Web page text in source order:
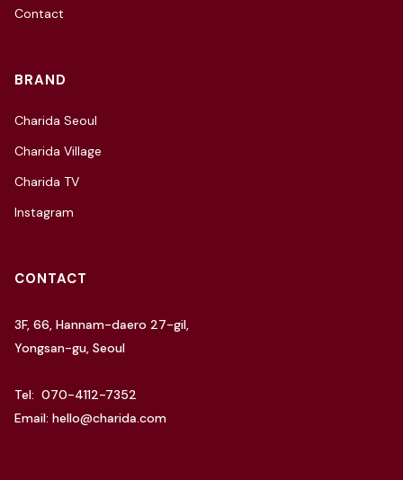
Contact
BRAND
Charida Seoul
Charida Village
Charida TV
Instagram
CONTACT
3F, 66, Hannam-daero 27-gil,
Yongsan-gu, Seoul
Tel: 070-4112-7352
Email: hello@charida.com